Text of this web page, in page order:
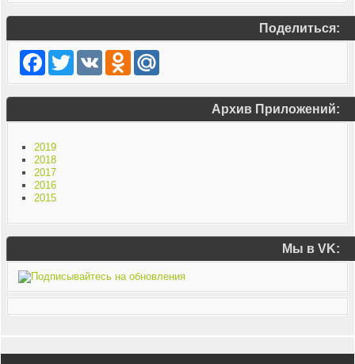
Поделиться:
Facebook
TwitterVK Odnoklassniki
Mail.Ru
Архив Приложений:
2019
2018
2017
2016
2015
Мы в VK: